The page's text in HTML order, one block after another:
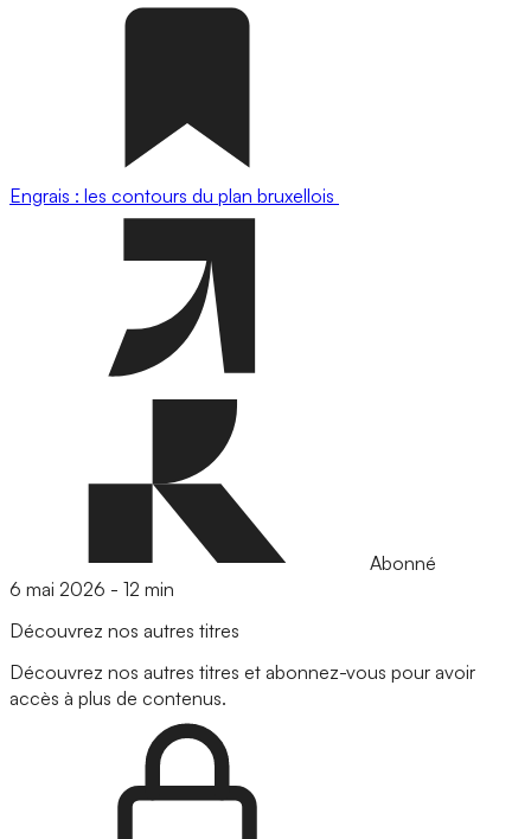
Engrais : les contours du plan bruxellois
Abonné
6 mai 2026 - 12 min
Découvrez nos autres titres
Découvrez nos autres titres et abonnez-vous pour avoir
accès à plus de contenus.